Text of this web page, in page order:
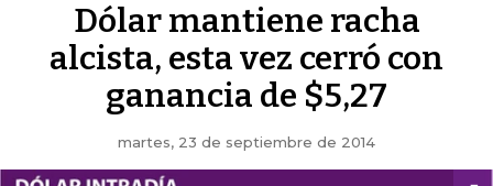
Dólar mantiene racha
alcista, esta vez cerró con
ganancia de $5,27
martes, 23 de septiembre de 2014